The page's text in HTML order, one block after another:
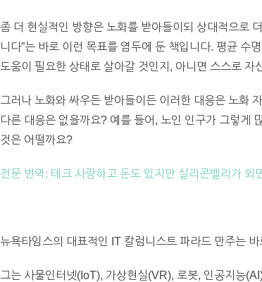
좀 더 현실적인 방향은 노화를 받아들이되 상대적으로
니다”는 바로 이런 목표를 염두에 둔 책입니다. 평균
도움이 필요한 상태로 살아갈 것인지, 아니면 스스로 자
그러나 노화와 싸우든 받아들이든 이러한 대응은 노화
다른 대응은 없을까요? 예를 들어, 노인 인구가 그렇게
것은 어떨까요?
전문 번역: 테크 사랑하고 돈도 있지만 실리콘밸리가 외
뉴욕타임스의 대표적인 IT 칼럼니스트 파라드 만주는
그는 사물인터넷(IoT), 가상현실(VR), 로봇, 인공지능